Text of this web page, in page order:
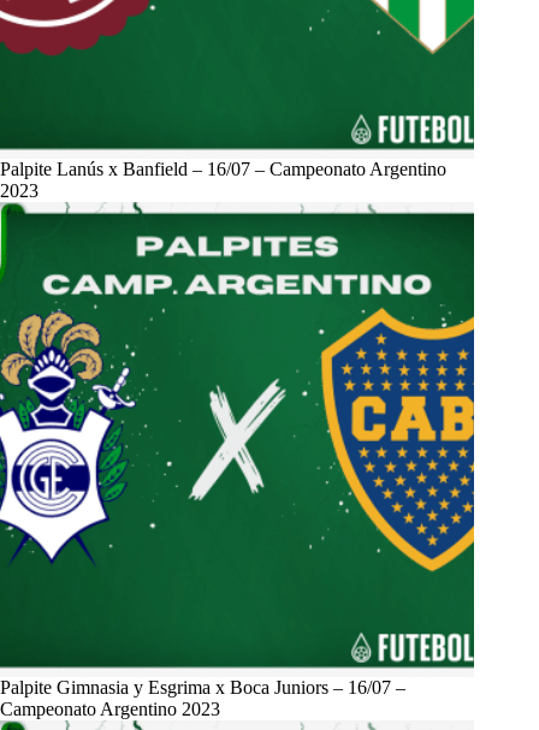
Palpite Lanús x Banfield – 16/07 – Campeonato Argentino
2023
Palpite Gimnasia y Esgrima x Boca Juniors – 16/07 –
Campeonato Argentino 2023